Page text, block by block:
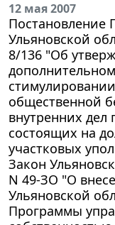
12 мая 2007
Постановление
Ульяновской
8/136 "Об
общественной
внутренних дел
состоящих на
участковых
Закон
N 49-ЗО "О
Ульяновской
Программы